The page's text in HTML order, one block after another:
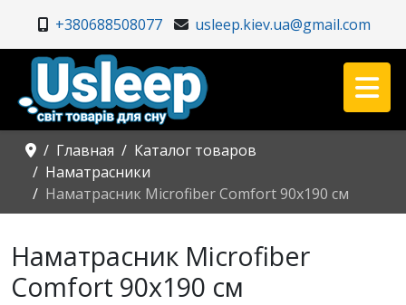
+380688508077 usleep.kiev.ua@gmail.com
Главная
Каталог товаров
Наматрасники
Наматрасник Microfiber Comfort 90х190 см
Наматрасник Microfiber
Comfort 90х190 см